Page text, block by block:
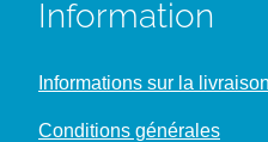
Information
Informations sur la livraison
Conditions générales